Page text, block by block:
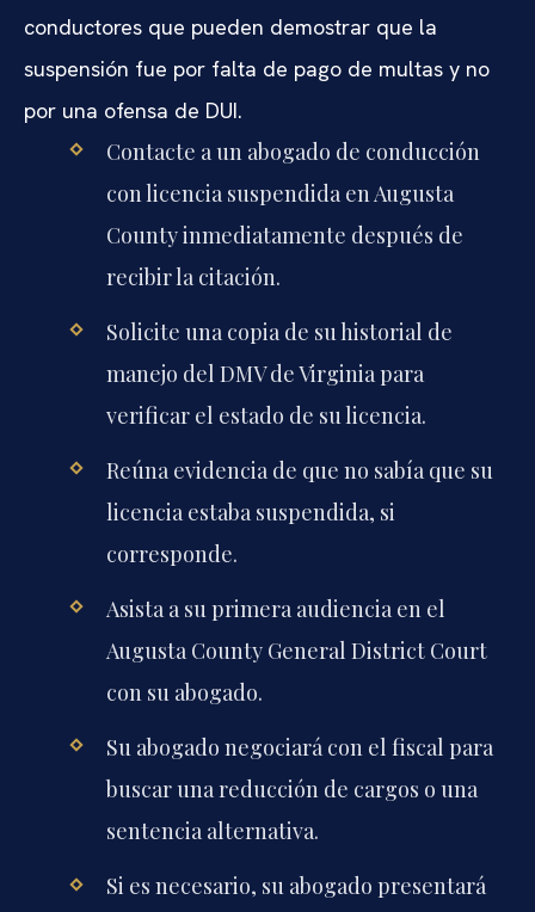
conductores que pueden demostrar que la
suspensión fue por falta de pago de multas y no
por una ofensa de DUI.
Contacte a un abogado de conducción
con licencia suspendida en Augusta
County inmediatamente después de
recibir la citación.
Solicite una copia de su historial de
manejo del DMV de Virginia para
verificar el estado de su licencia.
Reúna evidencia de que no sabía que su
licencia estaba suspendida, si
corresponde.
Asista a su primera audiencia en el
Augusta County General District Court
con su abogado.
Su abogado negociará con el fiscal para
buscar una reducción de cargos o una
sentencia alternativa.
Si es necesario, su abogado presentará